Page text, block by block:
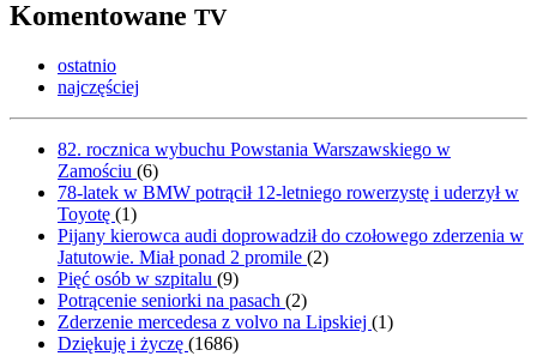
Komentowane TV
ostatnio
najczęściej
82. rocznica wybuchu Powstania Warszawskiego w
Zamościu (6)
78-latek w BMW potrącił 12-letniego rowerzystę i uderzył w
Toyotę (1)
Pijany kierowca audi doprowadził do czołowego zderzenia w
Jatutowie. Miał ponad 2 promile (2)
Pięć osób w szpitalu (9)
Potrącenie seniorki na pasach (2)
Zderzenie mercedesa z volvo na Lipskiej (1)
Dziękuję i życzę (1686)